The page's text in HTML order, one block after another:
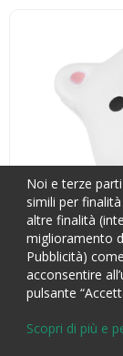
Noi e terze
simili per
altre finalità
miglioramento
Pubblicità)
acconsentire
pulsante
Scopri di più e